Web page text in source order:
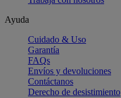
Ayuda
Cuidado & Uso
Garantía
FAQs
Envíos y devoluciones
Contáctanos
Derecho de desistimiento